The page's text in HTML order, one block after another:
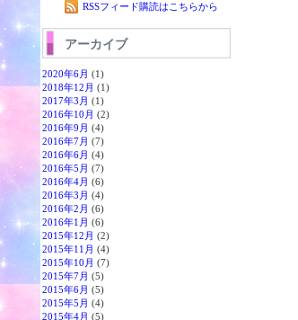
RSSフィード購読はこちらから
アーカイブ
2020年6月 (1)
2018年12月 (1)
2017年3月 (1)
2016年10月 (2)
2016年9月 (4)
2016年7月 (7)
2016年6月 (4)
2016年5月 (7)
2016年4月 (6)
2016年3月 (4)
2016年2月 (6)
2016年1月 (6)
2015年12月 (2)
2015年11月 (4)
2015年10月 (7)
2015年7月 (5)
2015年6月 (5)
2015年5月 (4)
2015年4月 (5)